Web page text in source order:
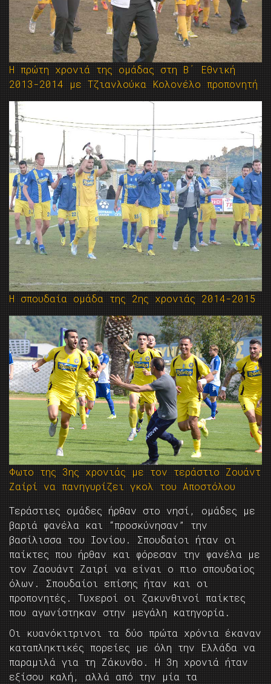
Η πρώτη χρονιά της ομάδας στη Β΄ Εθνική
2013-2014 με Τζιανλούκα Κολονέλο προπονητή
Η σπουδαία ομάδα της 2ης χρονιάς 2014-2015
Φωτο της 3ης χρονιάς με τον τεράστιο Ζουάντ
Ζαίρί να πανηγυρίζει γκολ του Αποστόλου
Τεράστιες ομάδες ήρθαν στο νησί, ομάδες με
βαριά φανέλα και “προσκύνησαν” την
βασίλισσα του Ιονίου. Σπουδαίοι ήταν οι
παίκτες που ήρθαν και φόρεσαν την φανέλα με
τον Ζαουάντ Ζαιρί να είναι ο πιο σπουδαίος
όλων. Σπουδαίοι επίσης ήταν και οι
προπονητές. Τυχεροί οι ζακυνθινοί παίκτες
που αγωνίστηκαν στην μεγάλη κατηγορία.
Οι κυανόκιτρινοι τα δύο πρώτα χρόνια έκαναν
καταπληκτικές πορείες με όλη την Ελλάδα να
παραμιλά για τη Ζάκυνθο. Η 3η χρονιά ήταν
εξίσου καλή, αλλά από την μία τα